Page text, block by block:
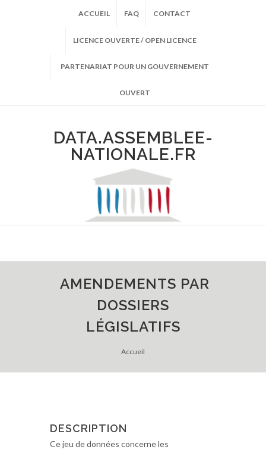
ACCUEIL FAQ CONTACT
LICENCE OUVERTE / OPEN LICENCE
PARTENARIAT POUR UN GOUVERNEMENT
OUVERT
DATA.ASSEMBLEE-
NATIONALE.FR
AMENDEMENTS PAR
DOSSIERS
LÉGISLATIFS
Accueil
DESCRIPTION
Ce jeu de données concerne les